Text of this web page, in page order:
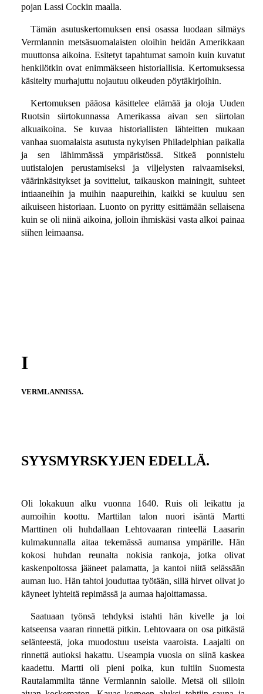
pojan Lassi Cockin maalla.
Tämän asutuskertomuksen ensi osassa luodaan silmäys
Vermlannin metsäsuomalaisten oloihin heidän Amerikkaan
muuttonsa aikoina. Esitetyt tapahtumat samoin kuin kuvatut
henkilötkin ovat enimmäkseen historiallisia. Kertomuksessa
käsitelty murhajuttu nojautuu oikeuden pöytäkirjoihin.
Kertomuksen pääosa käsittelee elämää ja oloja Uuden
Ruotsin siirtokunnassa Amerikassa aivan sen siirtolan
alkuaikoina. Se kuvaa historiallisten lähteitten mukaan
vanhaa suomalaista asutusta nykyisen Philadelphian paikalla
ja sen lähimmässä ympäristössä. Sitkeä ponnistelu
uutistalojen perustamiseksi ja viljelysten raivaamiseksi,
väärinkäsitykset ja sovittelut, taikauskon mainingit, suhteet
intiaaneihin ja muihin naapureihin, kaikki se kuuluu sen
aikuiseen historiaan. Luonto on pyritty esittämään sellaisena
kuin se oli niinä aikoina, jolloin ihmiskäsi vasta alkoi painaa
siihen leimaansa.
I
VERMLANNISSA.
SYYSMYRSKYJEN EDELLÄ.
Oli lokakuun alku vuonna 1640. Ruis oli leikattu ja
aumoihin koottu. Marttilan talon nuori isäntä Martti
Marttinen oli huhdallaan Lehtovaaran rinteellä Laasarin
kulmakunnalla aitaa tekemässä aumansa ympärille. Hän
kokosi huhdan reunalta nokisia rankoja, jotka olivat
kaskenpoltossa jääneet palamatta, ja kantoi niitä selässään
auman luo. Hän tahtoi jouduttaa työtään, sillä hirvet olivat jo
käyneet lyhteitä repimässä ja aumaa hajoittamassa.
Saatuaan työnsä tehdyksi istahti hän kivelle ja loi
katseensa vaaran rinnettä pitkin. Lehtovaara on osa pitkästä
selänteestä, joka muodostuu useista vaaroista. Laajalti on
rinnettä autioksi hakattu. Useampia vuosia on siinä kaskea
kaadettu. Martti oli pieni poika, kun tultiin Suomesta
Rautalammilta tänne Vermlannin salolle. Metsä oli silloin